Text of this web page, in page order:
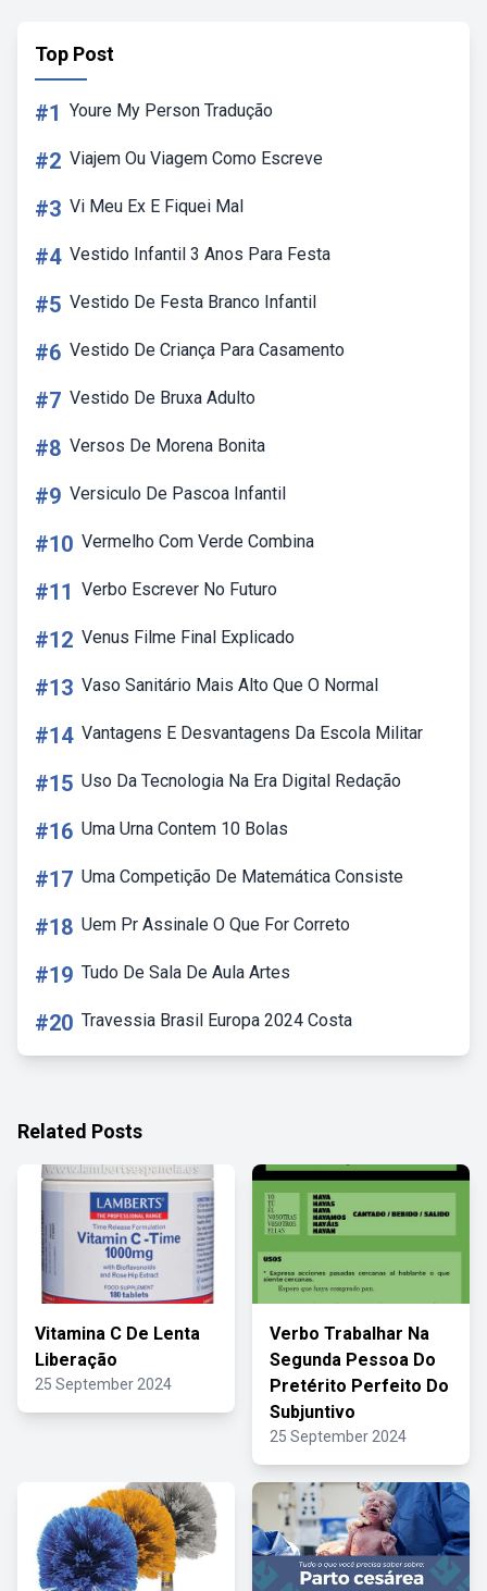
Top Post
#1 Youre My Person Tradução
#2 Viajem Ou Viagem Como Escreve
#3 Vi Meu Ex E Fiquei Mal
#4 Vestido Infantil 3 Anos Para Festa
#5 Vestido De Festa Branco Infantil
#6 Vestido De Criança Para Casamento
#7 Vestido De Bruxa Adulto
#8 Versos De Morena Bonita
#9 Versiculo De Pascoa Infantil
#10 Vermelho Com Verde Combina
#11 Verbo Escrever No Futuro
#12 Venus Filme Final Explicado
#13 Vaso Sanitário Mais Alto Que O Normal
#14 Vantagens E Desvantagens Da Escola Militar
#15 Uso Da Tecnologia Na Era Digital Redação
#16 Uma Urna Contem 10 Bolas
#17 Uma Competição De Matemática Consiste
#18 Uem Pr Assinale O Que For Correto
#19 Tudo De Sala De Aula Artes
#20 Travessia Brasil Europa 2024 Costa
Related Posts
Vitamina C De Lenta
Liberação
25 September 2024
Verbo Trabalhar Na
Segunda Pessoa Do
Pretérito Perfeito Do
Subjuntivo
25 September 2024